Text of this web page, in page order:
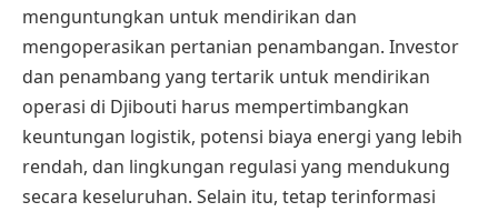
menguntungkan untuk mendirikan dan
mengoperasikan pertanian penambangan. Investor
dan penambang yang tertarik untuk mendirikan
operasi di Djibouti harus mempertimbangkan
keuntungan logistik, potensi biaya energi yang lebih
rendah, dan lingkungan regulasi yang mendukung
secara keseluruhan. Selain itu, tetap terinformasi